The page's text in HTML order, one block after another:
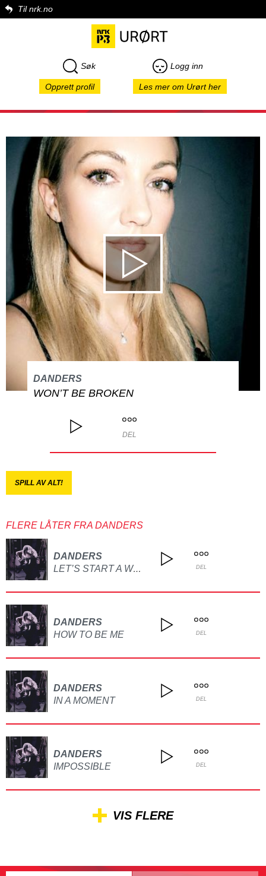
Til nrk.no
Søk Logg inn
Opprett profil Les mer om Urørt her
DANDERS
WON’T BE BROKEN
DEL
SPILL AV ALT!
FLERE LÅTER FRA DANDERS
DANDERS
LET’S START A WAR DEL
DANDERS
HOW TO BE ME
DEL
DANDERS
IN A MOMENT
DEL
DANDERS
IMPOSSIBLE
DEL
VIS FLERE